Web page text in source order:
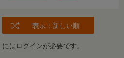
表示：新しい順
にはログインが必要です。